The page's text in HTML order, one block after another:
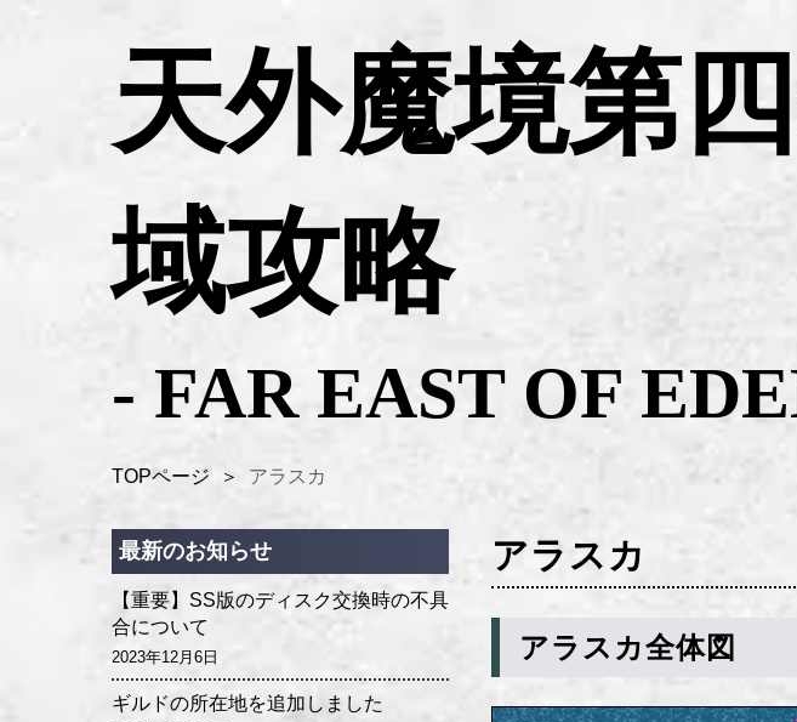
天外魔境第
域攻略
- FAR EAST OF
TOPページ ＞ アラスカ
最新のお知らせ
【重要】SS版のディスク交換時の不具
合について
2023年12月6日
ギルドの所在地を追加しました
アラスカ
アラスカ全体図